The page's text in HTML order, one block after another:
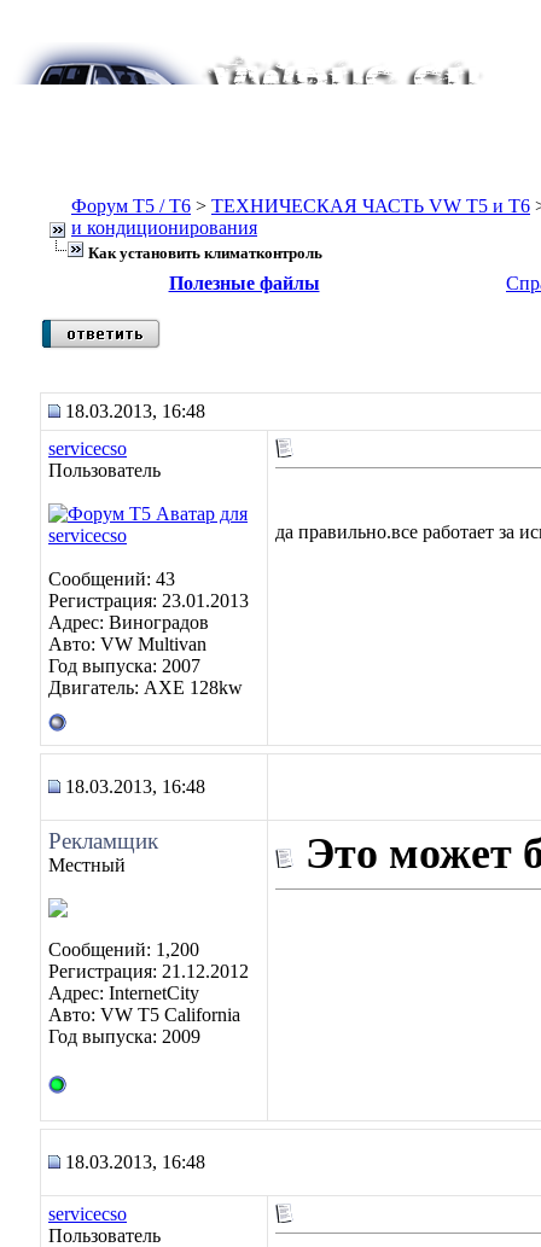
Форум Т5 / T6 > ТЕХНИЧЕСКАЯ ЧАСТЬ VW T5 и T6
и кондиционирования
Как установить климатконтроль
Полезные файлы
18.03.2013, 16:48
servicecso
Пользователь
Сообщений: 43
Регистрация: 23.01.2013
Адрес: Виноградoв
Авто: VW Multivan
Год выпуска: 2007
Двигатель: AXE 128kw
да правильно.все работает за
18.03.2013, 16:48
Рекламщик
Местный
Сообщений: 1,200
Регистрация: 21.12.2012
Адрес: InternetCity
Авто: VW T5 California
Год выпуска: 2009
Это может
18.03.2013, 16:48
servicecso
Пользователь